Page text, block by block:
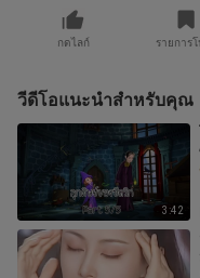
กดไลก์ รายการ
วีดีโอแนะนำสำหรับคุณ
3:42